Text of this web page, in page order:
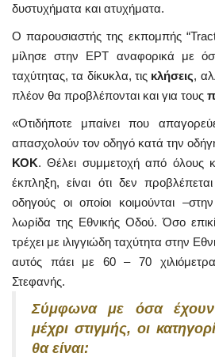
δυστυχήματα και ατυχήματα.
Ο παρουσιαστής της εκπομπής
μίλησε στην ΕΡΤ αναφορικά με
ταχύτητας, τα δίκυκλα, τις κλήσεις,
πλέον θα προβλέπονται και για τους
«Οτιδήποτε μπαίνει που
απασχολούν τον οδηγό κατά την
ΚΟΚ. Θέλει συμμετοχή από όλους
έκπληξη, είναι ότι δεν
οδηγούς οι οποίοι κοιμούνται
λωρίδα της Εθνικής Οδού. Όσο
τρέχει με ιλιγγιώδη ταχύτητα στην
αυτός πάει με 60 – 70
Στεφανής.
Σύμφωνα με όσα έχουν
μέχρι στιγμής, οι
θα είναι: